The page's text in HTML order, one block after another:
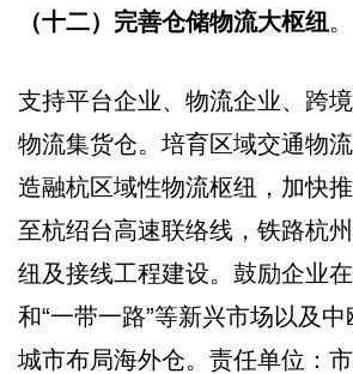
（十二）完善仓储物流大枢纽 。
支持平台企业、物流企业、跨
物流集货仓。培育区域交通物
造融杭区域性物流枢纽，加快
至杭绍台高速联络线，铁路杭
纽及接线工程建设。鼓励企业
和“一带一路”等新兴市场以及
城市布局海外仓。责任单位：